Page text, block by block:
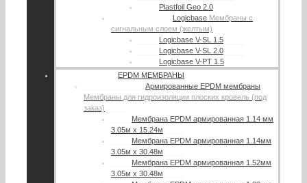
Plastfoil Geo 2.0
Logicbase Мембраны с
сигнальным слоем (желтым)
Logicbase V-SL 1.5
Logicbase V-SL 2.0
Logicbase V-PT 1.5
EPDM МЕМБРАНЫ
Армированные EPDM мембраны
Мембраны для гидроизоляции плоских кровель (под
заказ)
Мембрана EPDM армированная 1.14 мм
3.05м х 15.24м
Мембрана EPDM армированная 1.14мм
3.05м х 30.48м
Мембрана EPDM армированная 1.52мм
3.05м х 30.48м